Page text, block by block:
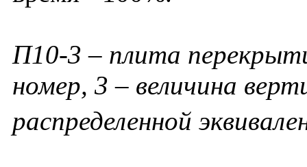
П10-3 – плита
номер, 3 – величина
распределенной